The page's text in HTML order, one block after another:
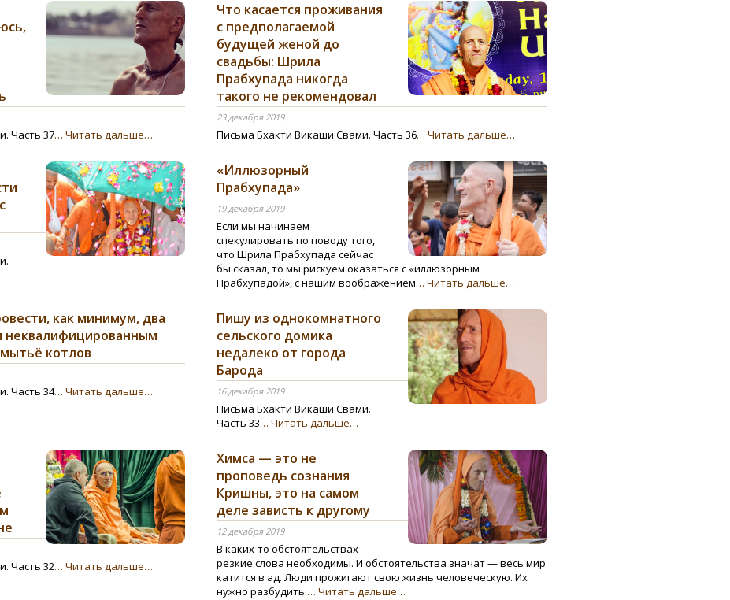
Часть 37… Читать дальше…
Что касается проживания
с предполагаемой
будущей женой до
свадьбы: Шрила
Прабхупада никогда
такого не рекомендовал
23 декабря 2019
Письма Бхакти Викаши Свами. Часть 36… Читать дальше…
«Иллюзорный
Прабхупада»
19 декабря 2019
Если мы начинаем
спекулировать по поводу того,
что Шрила Прабхупада сейчас
бы сказал, то мы рискуем оказаться с «иллюзорным
Прабхупадой», с нашим воображением… Читать дальше…
как минимум, два
неквалифицированным
котлов
Часть 34… Читать дальше…
Пишу из однокомнатного
сельского домика
недалеко от города
Барода
16 декабря 2019
Письма Бхакти Викаши Свами.
Часть 33… Читать дальше…
Часть 32… Читать дальше…
Химса — это не
проповедь сознания
Кришны, это на самом
деле зависть к другому
12 декабря 2019
В каких-то обстоятельствах
резкие слова необходимы. И обстоятельства значат — весь мир
катится в ад. Люди прожигают свою жизнь человеческую. Их
нужно разбудить.… Читать дальше…